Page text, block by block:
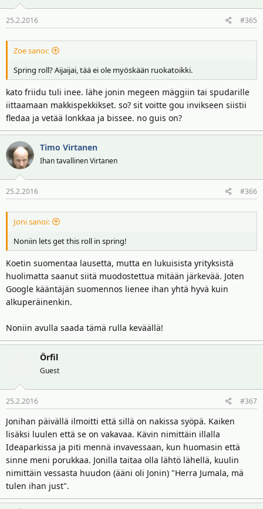
25.2.2016 #365
Zoe sanoi:
Spring roll? Aijaijai, tää ei ole myöskään ruokatoikki.
kato friidu tuli inee. lähe jonin megeen mäggiin tai spudarille
iittaamaan makkispekkikset. so? sit voitte gou invikseen siistii
fledaa ja vetää lonkkaa ja bissee. no guis on?
Timo Virtanen
Ihan tavallinen Virtanen
25.2.2016 #366
Joni sanoi:
Noniin lets get this roll in spring!
Koetin suomentaa lausetta, mutta en lukuisista yrityksistä
huolimatta saanut siitä muodostettua mitään järkevää. Joten
Google kääntäjän suomennos lienee ihan yhtä hyvä kuin
alkuperäinenkin.
Noniin avulla saada tämä rulla keväällä!
Örfil
Guest
25.2.2016 #367
Jonihan päivällä ilmoitti että sillä on nakissa syöpä. Kaiken
lisäksi luulen että se on vakavaa. Kävin nimittäin illalla
Ideaparkissa ja piti mennä invavessaan, kun huomasin että
sinne meni porukkaa. Jonilla taitaa olla lähtö lähellä, kuulin
nimittäin vessasta huudon (ääni oli Jonin) "Herra Jumala, mä
tulen ihan just".